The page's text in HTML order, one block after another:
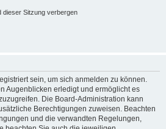
dieser Sitzung verbergen
sein, um sich anmelden zu können.
Augenblicken erledigt und ermöglicht es
Die Board-Administration kann
Berechtigungen zuweisen. Beachten
und die verwandten Regelungen,